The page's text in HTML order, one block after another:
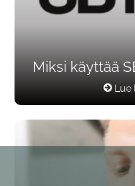
Miksi käyttää
Lue